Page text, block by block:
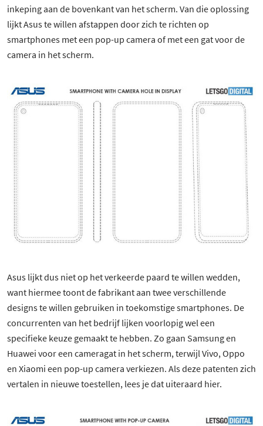
inkeping aan de bovenkant van het scherm. Van die oplossing
lijkt Asus te willen afstappen door zich te richten op
smartphones met een pop-up camera of met een gat voor de
camera in het scherm.
Asus lijkt dus niet op het verkeerde paard te willen wedden,
want hiermee toont de fabrikant aan twee verschillende
designs te willen gebruiken in toekomstige smartphones. De
concurrenten van het bedrijf lijken voorlopig wel een
specifieke keuze gemaakt te hebben. Zo gaan Samsung en
Huawei voor een cameragat in het scherm, terwijl Vivo, Oppo
en Xiaomi een pop-up camera verkiezen. Als deze patenten zich
vertalen in nieuwe toestellen, lees je dat uiteraard hier.